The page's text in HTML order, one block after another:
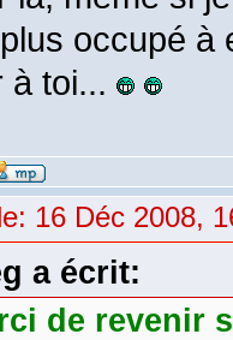
occupé à
à toi...
16 Déc 2008,
a écrit:
de revenir